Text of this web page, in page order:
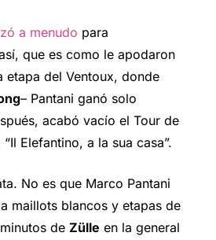
a menudo para
que es como le apodaron
etapa del Ventoux, donde
– Pantani ganó solo
acabó vacío el Tour de
Elefantino, a la sua casa”.
No es que Marco Pantani
maillots blancos y etapas de
de Zülle en la general